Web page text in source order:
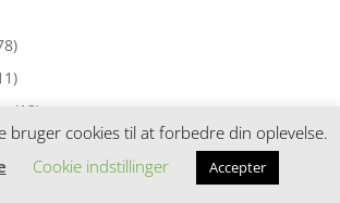
(13)
bruger cookies til at forbedre din oplevelse.
Cookie indstillinger Accepter